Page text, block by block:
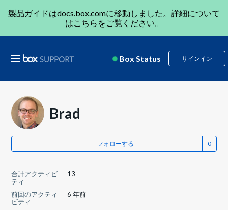
製品ガイドはdocs.box.comに移動しました。詳細について
はこちら をご覧ください。
Box Status サインイン
Brad
フォローする
合計アクティビ
ティ
13
前回のアクティ
ビティ
6 年前